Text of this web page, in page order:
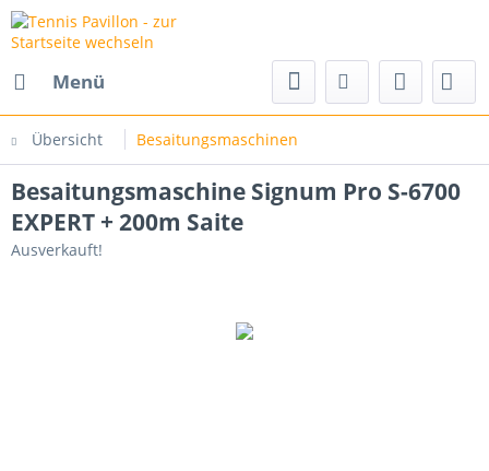
Menü
Übersicht Besaitungsmaschinen
Besaitungsmaschine Signum Pro S-6700
EXPERT + 200m Saite
Ausverkauft!